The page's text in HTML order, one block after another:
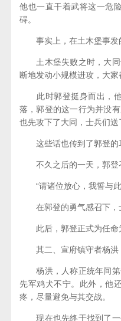
他也一直干着武将这一危
碍。
事实上，在土木堡事发的
土木堡失败之时，大同
断地发动小规模进攻，大
此时郭登挺身而出，他
落，郭登的这一行为并没
也先攻下了大同，士兵们送
这些话也传到了郭登的
不久之后的一天，郭登
“请诸位放心，我誓与此
在郭登的勇气感召下，
此后，郭登正式为任命
其二、宣府镇守者杨洪
杨洪，人称正统年间第
先军鸡犬不宁。此外，他
疼，尽量避免与其交战。
现在也先终于找到了一